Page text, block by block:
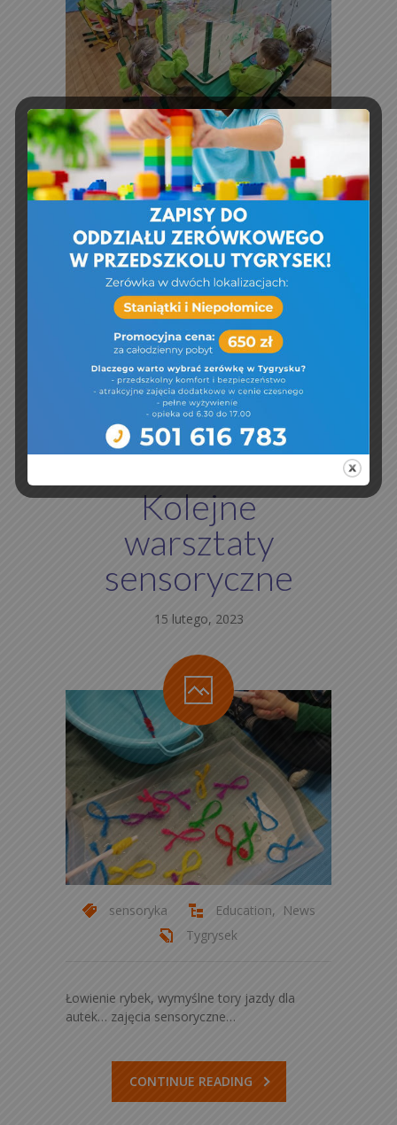
sensoryka, warsztaty
Education, News, Warsztaty
Tygrysek
Tym razem w ramach warsztatów malowanie
CONTINUE READING
Kolejne
warsztaty
sensoryczne
15 lutego, 2023
sensoryka Education, News
Tygrysek
Łowienie rybek, wymyślne tory jazdy dla
autek… zajęcia sensoryczne…
CONTINUE READING